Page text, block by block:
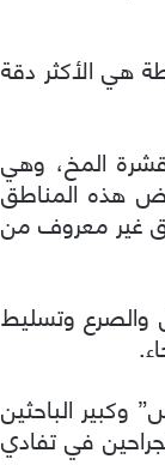
هي الأكثر دقة
180 منطقة مميزة في قشرة المخ، وهي
هذه المناطق
نسبته 97% من هذه المناطق غير معروف من
والصرع وتسليط
الباحثين
في تفادي